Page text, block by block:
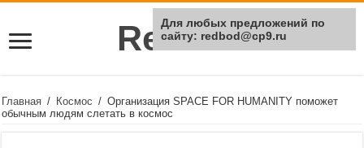
Rei Red
Главная / Космос / Организация SPACE FOR HUMANITY поможет
обычным людям слетать в космос
Для любых предложений по
сайту: redbod@cp9.ru